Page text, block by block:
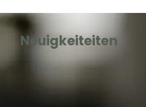
Neuigkeiteiten